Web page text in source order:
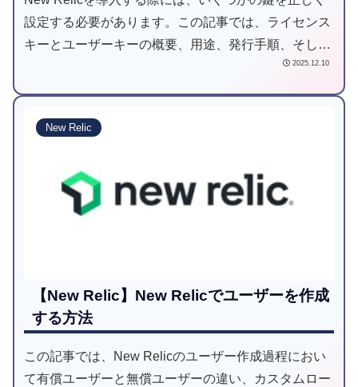
設定する必要があります。この記事では、ライセンス
キーとユーザーキーの概要、用途、発行手順、そして
セキュリティを確保する管理方法を理解するための参
2025.12.10
New Relic
【New Relic】New Relicでユーザーを作成
する方法
この記事では、New Relicのユーザー作成過程におい
て有償ユーザーと無償ユーザーの違い、カスタムロー